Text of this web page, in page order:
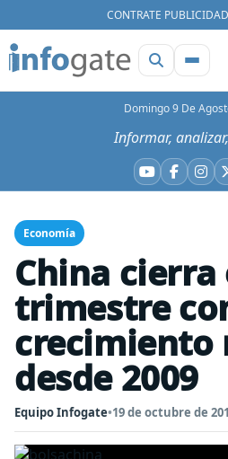
CONTRATE PUBLICIDAD
Domingo 9 De
Informar,
YouTube
Economía
China
trimestre
crecimiento
desde 2009
Equipo Infogate•19 de octubre de